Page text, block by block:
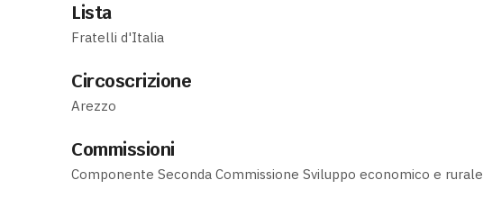
Lista
Fratelli d'Italia
Circoscrizione
Arezzo
Commissioni
Componente Seconda Commissione Sviluppo economico e rurale